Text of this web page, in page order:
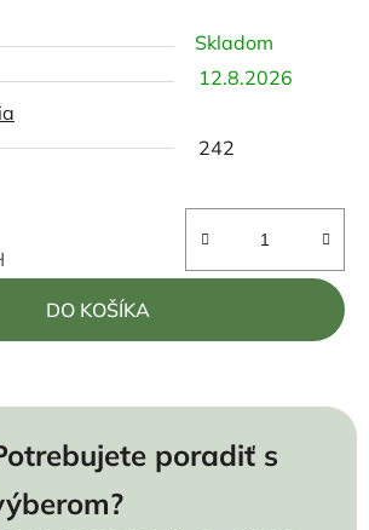
Skladom
12.8.2026
242
DO KOŠÍKA
poradiť s